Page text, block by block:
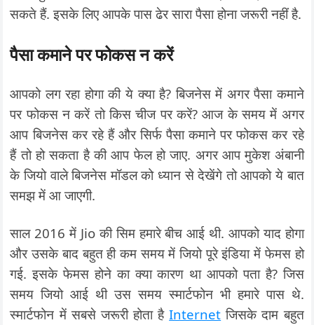
सकते हैं. इसके लिए आपके पास ढेर सारा पैसा होना जरूरी नहीं है.
पैसा कमाने पर फोकस न करें
आपको लग रहा होगा की ये क्या है? बिजनेस में अगर पैसा कमाने
पर फोकस न करें तो किस चीज पर करें? आज के समय में अगर
आप बिजनेस कर रहे हैं और सिर्फ पैसा कमाने पर फोकस कर रहे
हैं तो हो सकता है की आप फेल हो जाए. अगर आप मुकेश अंबानी
के जियो वाले बिजनेस मॉडल को ध्यान से देखेंगे तो आपको ये बात
समझ में आ जाएगी.
साल 2016 में Jio की सिम हमारे बीच आई थी. आपको याद होगा
और उसके बाद बहुत ही कम समय में जियो पूरे इंडिया में फेमस हो
गई. इसके फेमस होने का क्या कारण था आपको पता है? जिस
समय जियो आई थी उस समय स्मार्टफोन भी हमारे पास थे.
स्मार्टफोन में सबसे जरूरी होता हैInternet जिसके दाम बहुत